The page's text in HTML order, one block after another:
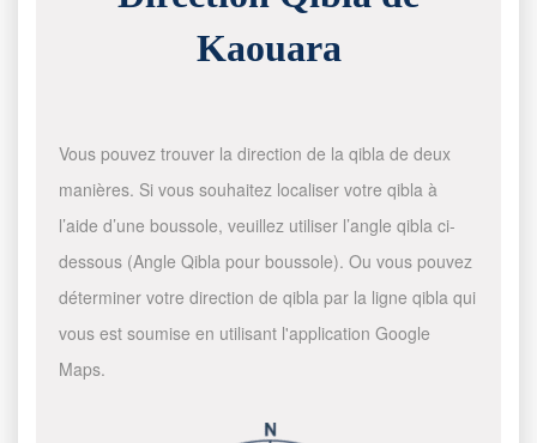
Kaouara
Vous pouvez trouver la direction de la qibla de deux
manières. Si vous souhaitez localiser votre qibla à
l’aide d’une boussole, veuillez utiliser l’angle qibla ci-
dessous (Angle Qibla pour boussole). Ou vous pouvez
déterminer votre direction de qibla par la ligne qibla qui
vous est soumise en utilisant l'application Google
Maps.